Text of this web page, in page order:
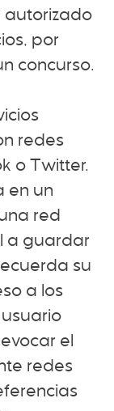
autorizado
por
concurso.
redes
o Twitter.
en un
red
a guardar
su
a los
el
redes